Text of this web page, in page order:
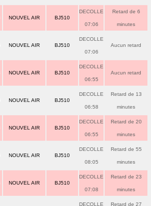
NOUVEL AIR BJ510
DECOLLE
07:06
Retard de 6
minutes
NOUVEL AIR BJ510
DECOLLE
07:06
Aucun retard
NOUVEL AIR BJ510
DECOLLE
06:55
Aucun retard
NOUVEL AIR BJ510
DECOLLE
06:58
Retard de 13
minutes
NOUVEL AIR BJ510
DECOLLE
06:55
Retard de 20
minutes
NOUVEL AIR BJ510
DECOLLE
08:05
Retard de 55
minutes
NOUVEL AIR BJ510
DECOLLE
07:08
Retard de 23
minutes
DECOLLE Retard de 27